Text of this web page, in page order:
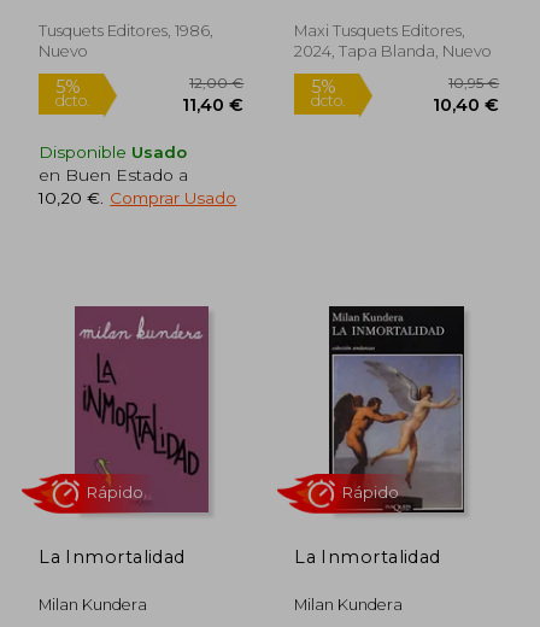
Tusquets Editores, 1986,
Nuevo
Disponible Usado
en Buen Estado a
10,20 € Comprar Usado
Maxi Tusquets Editores,
2024, Tapa Blanda, Nuevo
La Inmortalidad
Milan Kundera
La Inmortalidad
Milan Kundera